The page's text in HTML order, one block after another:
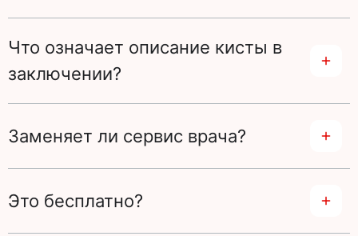
Что означает описание кисты в
заключении?
Заменяет ли сервис врача?
Это бесплатно?